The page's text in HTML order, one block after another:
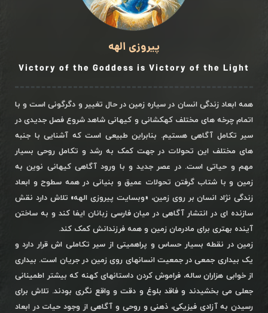
پیروزی الهه
Victory of the Goddess is Victory of the Light
همه ابعاد زندگی انسان در سیاره زمین در حال تغییر و دگرگونی است و با
اتمام چرخه های مختلف کهکشانی و کیهانی شاهد شروع فصل جدیدی در
سیر تکامل آگاهی هستیم. بنابراین طبیعی است که آشنایی با جنبه
های مختلف این تحولات در جهت کمک به رشد و تکامل روحی بسیار
مهم و حیاتی است. در عصر جدید و با ورود آگاهی کیهانی نوین به
زمین و با شتاب گرفتن تحولات عمیق و بنیانی در همه سطوح و ابعاد
زندگی نژاد انسان بر روی زمین، «وبسایت پیروزی الهه» تلاش دارد نقش
سازنده ای در انتشار آگاهی در میان فارسی زبانان ایفا کند و به ساختن
آینده بهتری برای مادرمان زمین و همه فرزندانش کمک کند.
زمین در نقطه بسیار حساس و پراهمیتی از سیر تکاملی اش قرار دارد و
یک بیداری جمعی در جمعیت انسانهای روی زمین در جریان است. بیداری
از خوابی هزاران ساله، فراموش کردن داستانهای کهنه که بیشتر اطمینانی
جعلی می بخشیدند و فاقد بلوغ و دقت و واقع نگری بودند. تلاش برای
رسیدن به آزادی فیزیکی، ذهنی و روحی و آگاهی از وجود حیات در ابعاد